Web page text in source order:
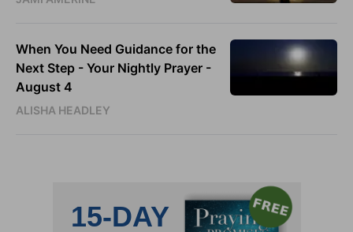
When You Need Guidance for the
Next Step - Your Nightly Prayer -
August 4
ALISHA HEADLEY